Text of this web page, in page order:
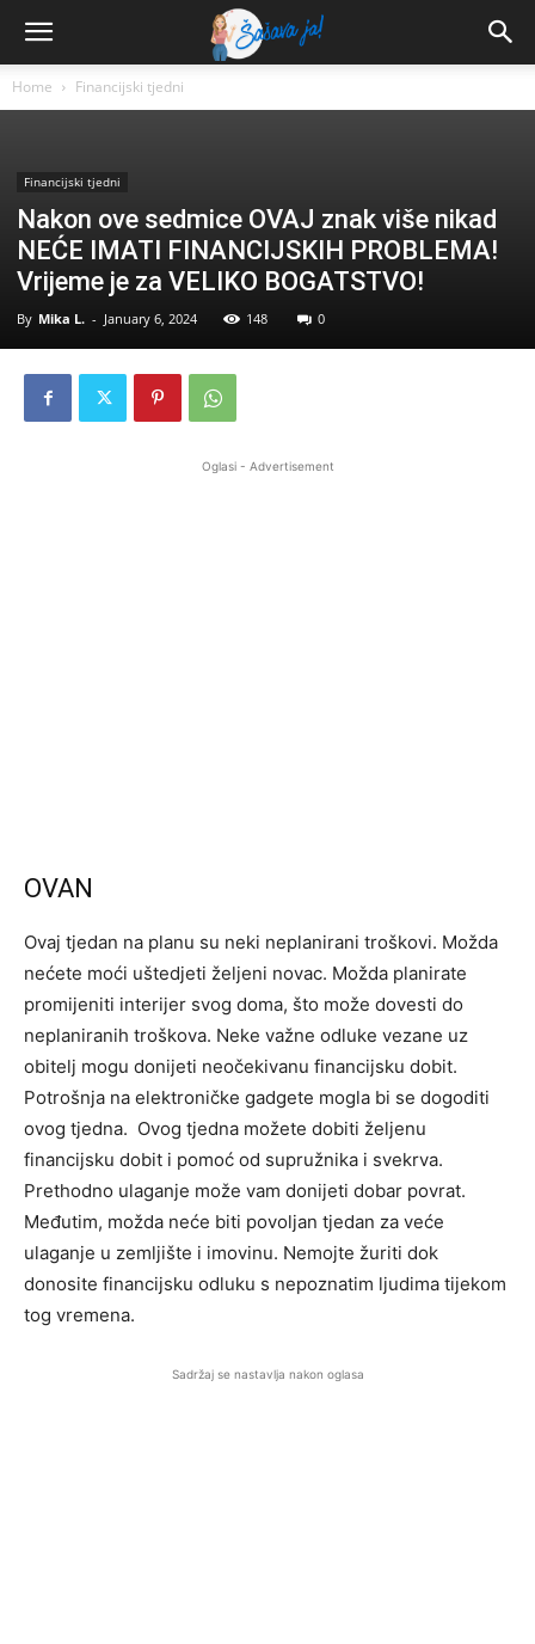
Home Financijski tjedni
Financijski tjedni
Nakon ove sedmice OVAJ znak više nikad
NEĆE IMATI FINANCIJSKIH PROBLEMA!
Vrijeme je za VELIKO BOGATSTVO!
By Mika L. - January 6, 2024 148 0
Oglasi - Advertisement
OVAN
Ovaj tjedan na planu su neki neplanirani troškovi. Možda
nećete moći uštedjeti željeni novac. Možda planirate
promijeniti interijer svog doma, što može dovesti do
neplaniranih troškova. Neke važne odluke vezane uz
obitelj mogu donijeti neočekivanu financijsku dobit.
Potrošnja na elektroničke gadgete mogla bi se dogoditi
ovog tjedna. Ovog tjedna možete dobiti željenu
financijsku dobit i pomoć od supružnika i svekrva.
Prethodno ulaganje može vam donijeti dobar povrat.
Međutim, možda neće biti povoljan tjedan za veće
ulaganje u zemljište i imovinu. Nemojte žuriti dok
donosite financijsku odluku s nepoznatim ljudima tijekom
tog vremena.
Sadržaj se nastavlja nakon oglasa